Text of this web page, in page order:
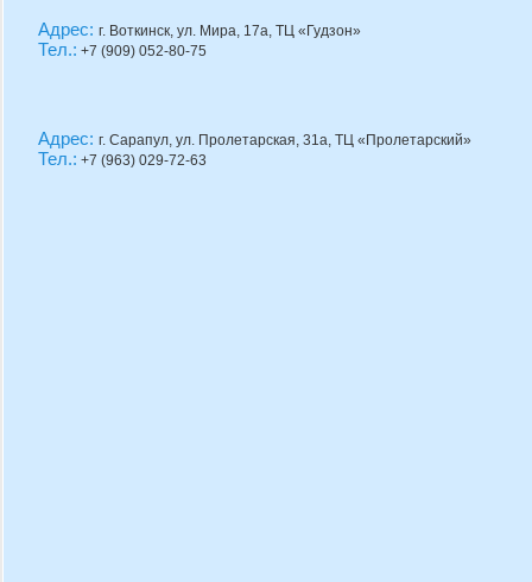
Адрес: г. Воткинск, ул. Мира, 17а, ТЦ «Гудзон»
Тел.: +7 (909) 052-80-75
Адрес: г. Сарапул, ул. Пролетарская, 31а, ТЦ «Пролетарский»
Тел.: +7 (963) 029-72-63